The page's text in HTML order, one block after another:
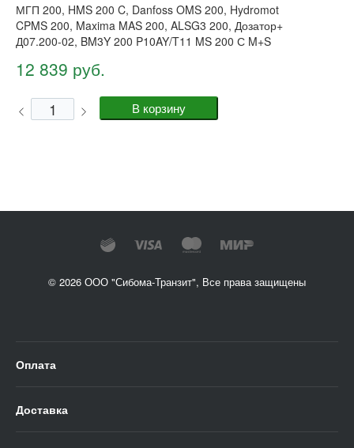
МГП 200, HMS 200 C, Danfoss OMS 200, Hydromot
CPMS 200, Maxima MAS 200, ALSG3 200, Дозатор+
Д07.200-02, BM3Y 200 P10AY/T11 MS 200 С M+S
12 839 руб.
© 2026 ООО "Сибома-Транзит", Все права защищены
Оплата
Доставка